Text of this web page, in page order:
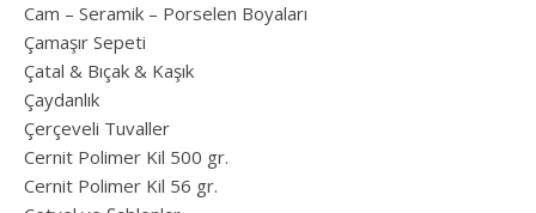
Cam – Seramik – Porselen Boyaları
Çamaşır Sepeti
Çatal & Bıçak & Kaşık
Çaydanlık
Çerçeveli Tuvaller
Cernit Polimer Kil 500 gr.
Cernit Polimer Kil 56 gr.